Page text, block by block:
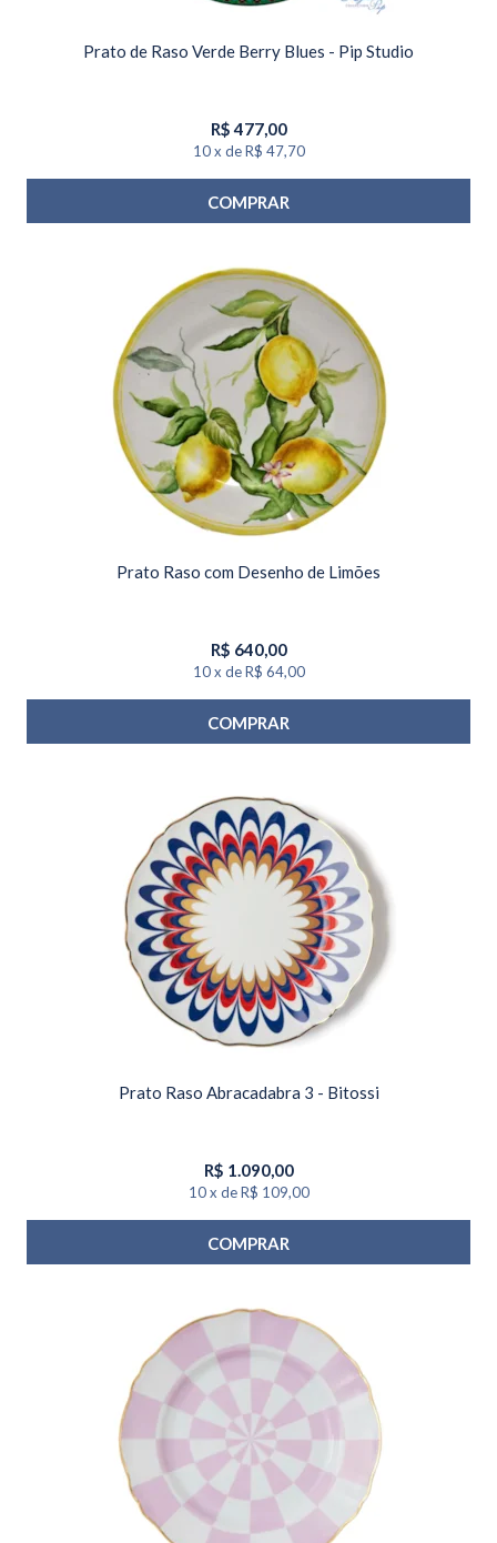
Prato de Raso Verde Berry Blues - Pip Studio
R$477,00
10 x de R$ 47,70
COMPRAR
Prato Raso com Desenho de Limões
R$ 640,00
10 x de R$ 64,00
COMPRAR
Prato Raso Abracadabra 3 - Bitossi
R$ 1.090,00
10 x de R$ 109,00
COMPRAR